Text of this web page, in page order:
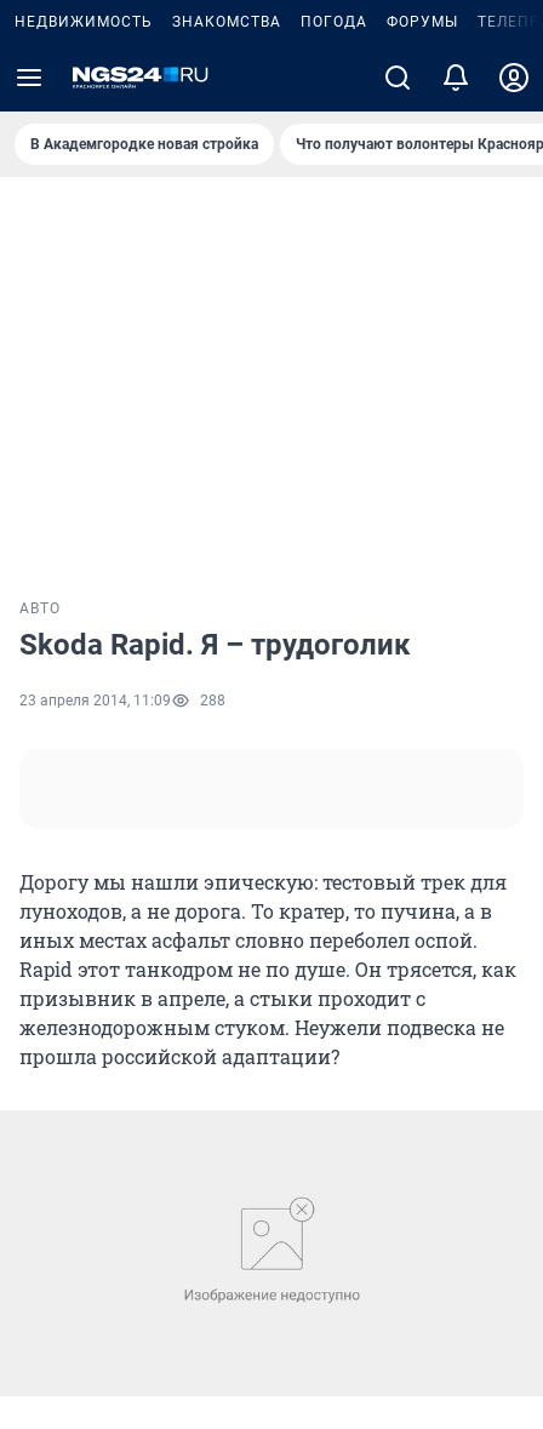
НЕДВИЖИМОСТЬ ЗНАКОМСТВА ПОГОДА ФОРУМЫ
В Академгородке новая стройка Что получают волонтеры
АВТО
Skoda Rapid. Я – трудоголик
23 апреля 2014, 11:09 288
Дорогу мы нашли эпическую: тестовый трек для
луноходов, а не дорога. То кратер, то пучина, а в
иных местах асфальт словно переболел оспой.
Rapid этот танкодром не по душе. Он трясется, как
призывник в апреле, а стыки проходит с
железнодорожным стуком. Неужели подвеска не
прошла российской адаптации?